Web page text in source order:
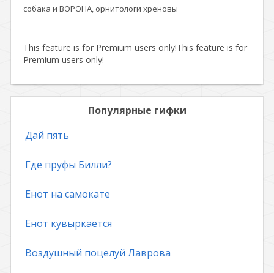
собака и ВОРОНА, орнитологи хреновы
This feature is for Premium users only!This feature is for
Premium users only!
Популярные гифки
Дай пять
Где пруфы Билли?
Енот на самокате
Енот кувыркается
Воздушный поцелуй Лаврова